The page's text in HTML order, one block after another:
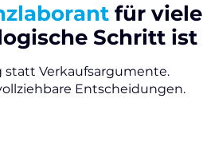
für viele
Schritt ist
statt Verkaufsargumente.
Entscheidungen.